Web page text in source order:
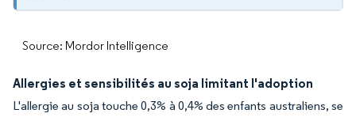
Source: Mordor Intelligence
Allergies et sensibilités au soja limitant l'adoption
L'allergie au soja touche 0,3% à 0,4% des enfants australiens, se